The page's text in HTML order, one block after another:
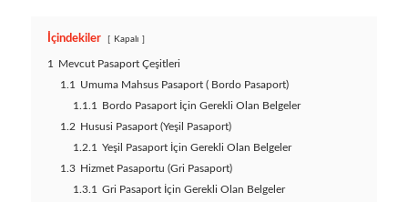
İçindekiler Kapalı
1 Mevcut Pasaport Çeşitleri
1.1 Umuma Mahsus Pasaport ( Bordo Pasaport)
1.1.1 Bordo Pasaport İçin Gerekli Olan Belgeler
1.2 Hususi Pasaport (Yeşil Pasaport)
1.2.1 Yeşil Pasaport İçin Gerekli Olan Belgeler
1.3 Hizmet Pasaportu (Gri Pasaport)
1.3.1 Gri Pasaport İçin Gerekli Olan Belgeler